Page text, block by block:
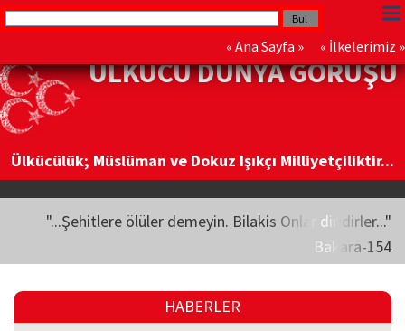
« Ana Sayfa » « İlkelerimiz »
ÜLKÜCÜ DÜNYA GÖRÜŞÜ
Ülkücülük; Müslüman ve Dokuz Işıkçı Milliyetçiliktir...
"...Şehitlere ölüler demeyin. Bilakis Onlar diridirler..."
Bakara-154
HABERLER